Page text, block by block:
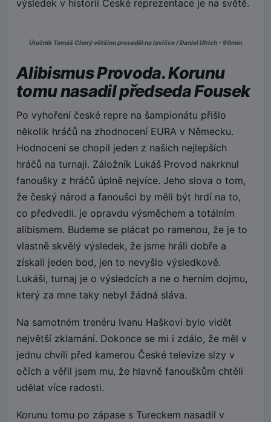
výsledek v historii České reprezentace je na světě.
Útočník Tomáš Chorý většinu proseděl na lavičce / Daniel Ulrich - 90min
Alibismus Provoda. Korunu
tomu nasadil předseda Fousek
Po vyhoření české repre na šampionátu přišlo
několik hráčů na zhodnocení EURA v Německu.
Hodnocení se chopil jeden z našich nejlepších
hráčů na turnaji. Záložník Lukáš Provod nakrknul
fanoušky z hráčů úplně nejvíce. Jeho slova o tom,
že český národ a fanoušci by měli být hrdí na to,
co předvedli. je opravdu výsměchem a totálním
alibismem. Budeme se plácat po ramenou, že je to
vlastně skvělý výsledek, že jsme hráli dobře a
získali jeden bod, jen to nevyšlo výsledkově.
Lukáši, turnaj je o výsledcích a ne o herním dojmu,
který za mne taky nebyl žádná sláva.
Na samotném trenéru Ivanu Haškovi bylo vidět
největší zklamání. Dokonce se mi i zdálo, že měl v
jednu chvíli před kamerou České televize slzy v
očích a věřil jsem mu, že hlavně fanouškům chtěli
udělat více radosti.
Korunu tomu po zápase s Tureckem nasadil v